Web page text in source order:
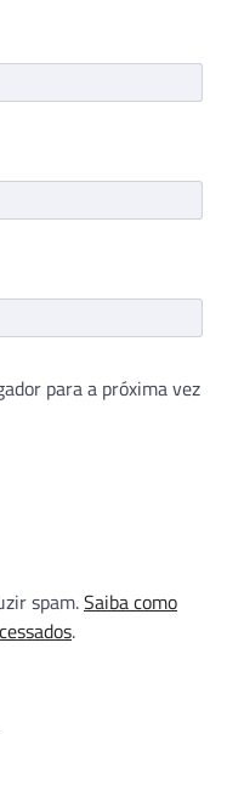
para a próxima vez
spam.Saiba como
.